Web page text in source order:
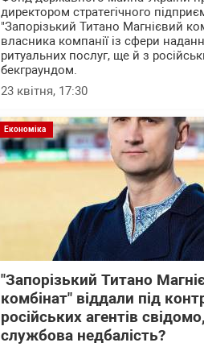
директором стратегічного
"Запорізький Титано Магнієвий
власника компанії із сфери
ритуальних послуг, ще й з
бекграундом.
23 квітня, 17:30
Економіка
"Запорізький Титано
комбінат" віддали під
російських агентів
службова недбалість?